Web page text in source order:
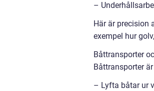
–
Här är precision
exempel hur
Båttransporter
Båttransporter
– Lyfta båtar ur